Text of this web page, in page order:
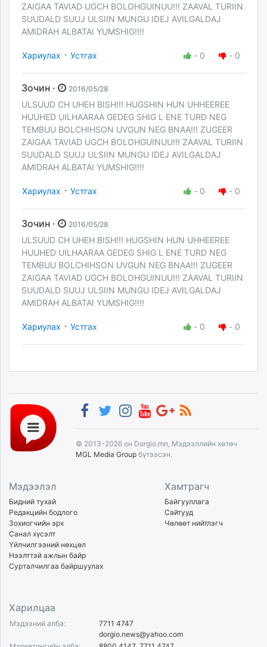
ZAIGAA TAVIAD UGCH BOLOHGUINUU!!! ZAAVAL TURIIN
SUUDALD SUUJ ULSIIN MUNGU IDEJ AVILGALDAJ
AMIDRAH ALBATAI YUMSHIG!!!!
Хариулах · Устгах - 0 - 0
Зочин · 2016/05/28
ULSUUD CH UHEH BISH!!! HUGSHIN HUN UHHEEREE
HUUHED UILHAARAA GEDEG SHIG L ENE TURD NEG
TEMBUU BOLCHIHSON UVGUN NEG BNAA!!! ZUGEER
ZAIGAA TAVIAD UGCH BOLOHGUINUU!!! ZAAVAL TURIIN
SUUDALD SUUJ ULSIIN MUNGU IDEJ AVILGALDAJ
AMIDRAH ALBATAI YUMSHIG!!!!
Хариулах · Устгах - 0 - 0
Зочин · 2016/05/28
ULSUUD CH UHEH BISH!!! HUGSHIN HUN UHHEEREE
HUUHED UILHAARAA GEDEG SHIG L ENE TURD NEG
TEMBUU BOLCHIHSON UVGUN NEG BNAA!!! ZUGEER
ZAIGAA TAVIAD UGCH BOLOHGUINUU!!! ZAAVAL TURIIN
SUUDALD SUUJ ULSIIN MUNGU IDEJ AVILGALDAJ
AMIDRAH ALBATAI YUMSHIG!!!!
Хариулах · Устгах - 0 - 0
© 2013-2026 он Dorgio.mn, Мэдээллийн хөтөч
MGL Media Group бүтээсэн.
Мэдээлэл
Бидний тухай
Редакцийн бодлого
Зохиогчийн эрх
Санал хүсэлт
Үйлчилгээний нөхцөл
Нээлттэй ажлын байр
Сурталчилгаа байршуулах
Хамтрагч
Байгууллага
Сайтууд
Чөлөөт нийтлэгч
Харилцаа
Мэдээний алба:
7711 4747
dorgio.news@yahoo.com